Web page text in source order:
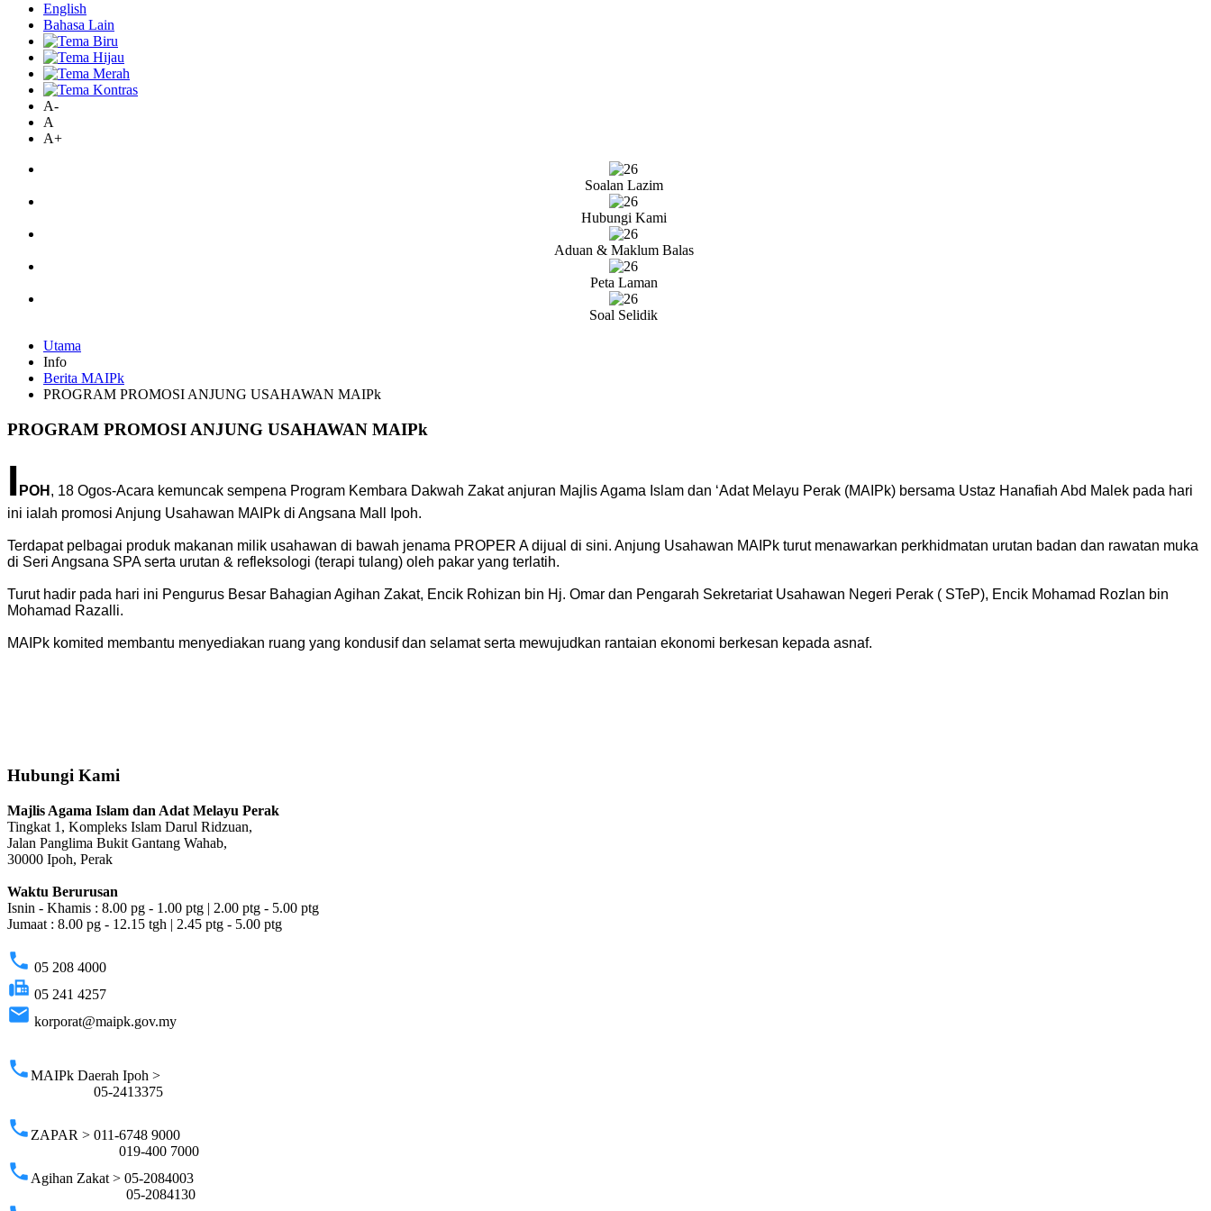
English
Bahasa Lain
A-
A
A+
Soalan Lazim
Hubungi Kami
Aduan & Maklum Balas
Peta Laman
Soal Selidik
Utama
Info
Berita MAIPk
PROGRAM PROMOSI ANJUNG USAHAWAN MAIPk
PROGRAM PROMOSI ANJUNG USAHAWAN MAIPk
I POH , 18 Ogos-Acara kemuncak sempena Program Kembara Dakwah Zakat anjuran Majlis Agama Islam dan ‘Adat Melayu Perak (MAIPk) bersama Ustaz Hanafiah Abd Malek pada hari
ini ialah promosi Anjung Usahawan MAIPk di Angsana Mall Ipoh.
Terdapat pelbagai produk makanan milik usahawan di bawah jenama PROPER A dijual di sini. Anjung Usahawan MAIPk turut menawarkan perkhidmatan urutan badan dan rawatan muka
di Seri Angsana SPA serta urutan & refleksologi (terapi tulang) oleh pakar yang terlatih.
Turut hadir pada hari ini Pengurus Besar Bahagian Agihan Zakat, Encik Rohizan bin Hj. Omar dan Pengarah Sekretariat Usahawan Negeri Perak ( STeP), Encik Mohamad Rozlan bin
Mohamad Razalli.
MAIPk komited membantu menyediakan ruang yang kondusif dan selamat serta mewujudkan rantaian ekonomi berkesan kepada asnaf.
Hubungi Kami
Majlis Agama Islam dan Adat Melayu Perak
Tingkat 1, Kompleks Islam Darul Ridzuan,
Jalan Panglima Bukit Gantang Wahab,
30000 Ipoh, Perak
Waktu Berurusan
Isnin - Khamis : 8.00 pg - 1.00 ptg | 2.00 ptg - 5.00 ptg
Jumaat : 8.00 pg - 12.15 tgh | 2.45 ptg - 5.00 ptg
phone 05 208 4000
fax 05 241 4257
email korporat@maipk.gov.my
phoneMAIPk Daerah Ipoh >
05-2413375
phone ZAPAR > 011-6748 9000
019-400 7000
phone Agihan Zakat > 05-2084003
05-2084130